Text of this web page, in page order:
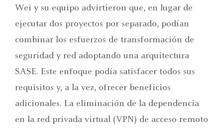
Wei y su equipo advirtieron que, en lugar de
ejecutar dos proyectos por separado, podían
combinar los esfuerzos de transformación de
seguridad y red adoptando una arquitectura
SASE. Este enfoque podía satisfacer todos sus
requisitos y, a la vez, ofrecer beneficios
adicionales. La eliminación de la dependencia
en la red privada virtual (VPN) de acceso remoto